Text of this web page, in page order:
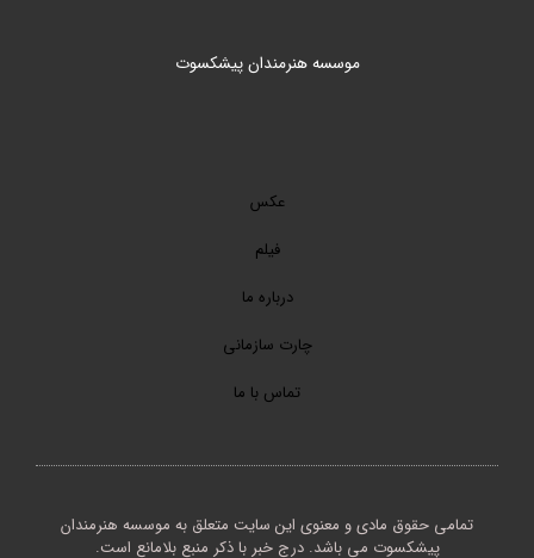
موسسه هنرمندان پیشکسوت
عکس
فیلم
درباره ما
چارت سازمانی
تماس با ما
تمامی حقوق مادی و معنوی این سایت متعلق به موسسه هنرمندان
پیشکسوت می باشد. درج خبر با ذکر منبع بلامانع است.